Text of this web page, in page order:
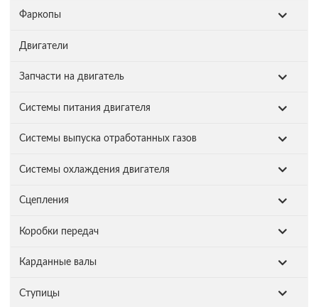
Фаркопы
Двигатели
Запчасти на двигатель
Системы питания двигателя
Системы выпуска отработанных газов
Системы охлаждения двигателя
Сцепления
Коробки передач
Карданные валы
Ступицы